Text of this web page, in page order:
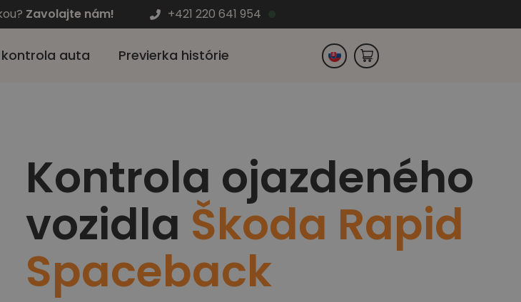
Zavolajte nám! +421 220 641 954
kontrola auta Previerka histórie
Nemecko
Kontrola ojazdeného
vozidla Škoda Rapid
Spaceback